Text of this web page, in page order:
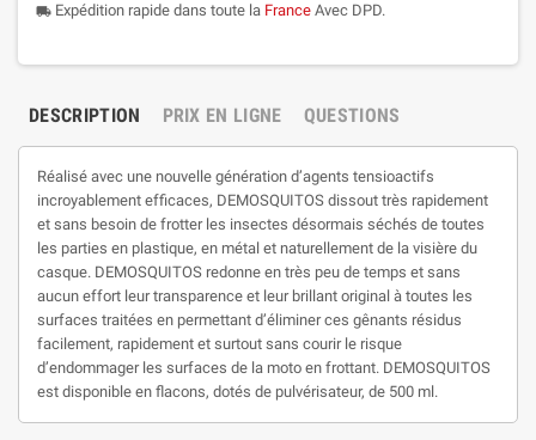
local_shipping Expédition rapide dans toute la France Avec DPD.
DESCRIPTION PRIX EN LIGNE QUESTIONS
Réalisé avec une nouvelle génération d’agents tensioactifs
incroyablement efficaces, DEMOSQUITOS dissout très rapidement
et sans besoin de frotter les insectes désormais séchés de toutes
les parties en plastique, en métal et naturellement de la visière du
casque. DEMOSQUITOS redonne en très peu de temps et sans
aucun effort leur transparence et leur brillant original à toutes les
surfaces traitées en permettant d’éliminer ces gênants résidus
facilement, rapidement et surtout sans courir le risque
d’endommager les surfaces de la moto en frottant. DEMOSQUITOS
est disponible en flacons, dotés de pulvérisateur, de 500 ml.